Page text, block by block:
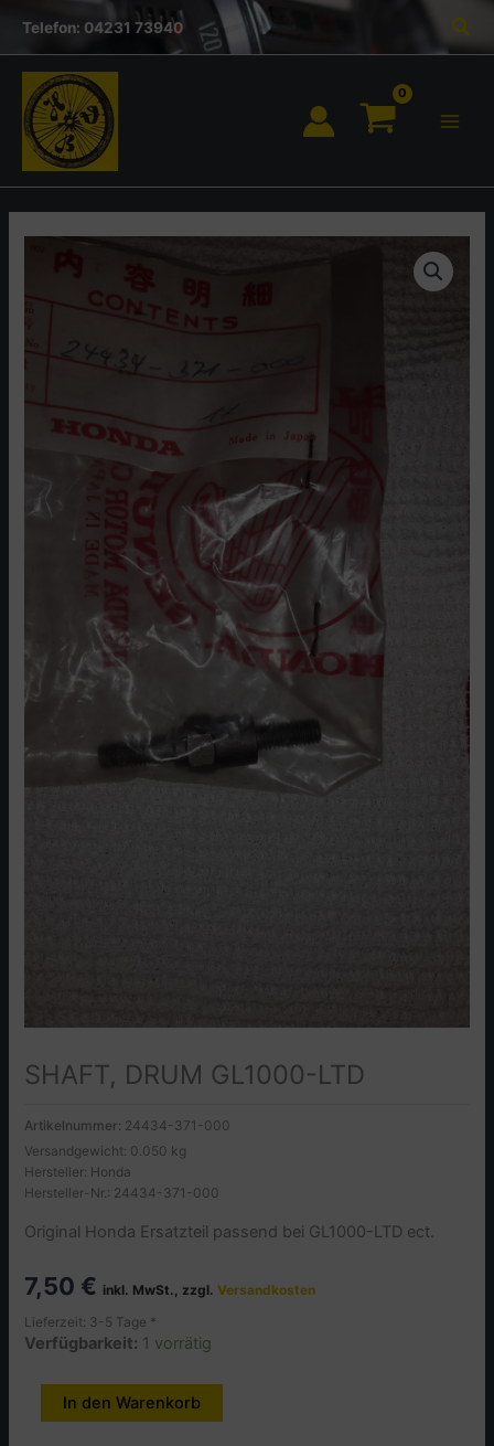
springen
Inhalt
Telefon: 04231 73940
SHAFT, DRUM GL1000-LTD
Artikelnummer: 24434-371-000
Versandgewicht: 0.050 kg
Hersteller: Honda
Hersteller-Nr.: 24434-371-000
Original Honda Ersatzteil passend bei GL1000-LTD ect.
7,50 € inkl. MwSt., zzgl.Versandkosten
Lieferzeit: 3-5 Tage *
Verfügbarkeit: 1 vorrätig
SHAFT,
DRUM
In den Warenkorb